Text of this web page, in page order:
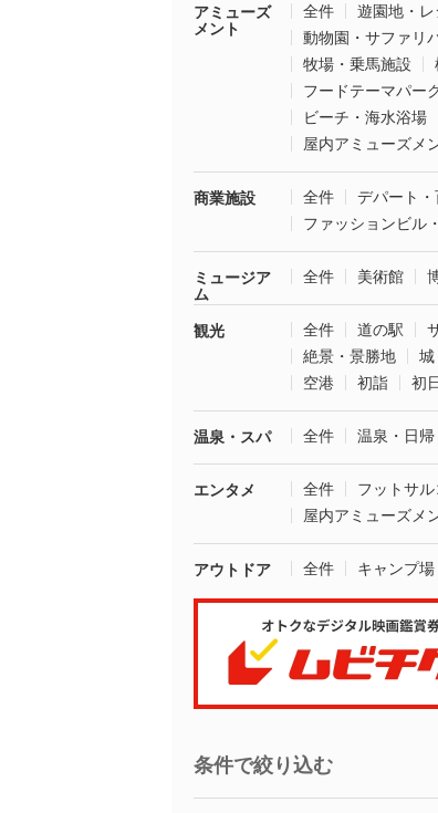
アミューズ
メント
全件 遊園地・
動物園・サファリ
牧場・乗馬施設
フードテーマパー
ビーチ・海水浴場
屋内アミューズメ
商業施設 全件 デパート
ファッションビル
ミュージア
ム
全件 美術館
観光 全件 道の駅
絶景・景勝地
城
空港
初詣 初
温泉・スパ 全件 温泉・日帰
エンタメ 全件 フットサル
屋内アミューズメ
アウトドア 全件 キャンプ場
条件で絞り込む